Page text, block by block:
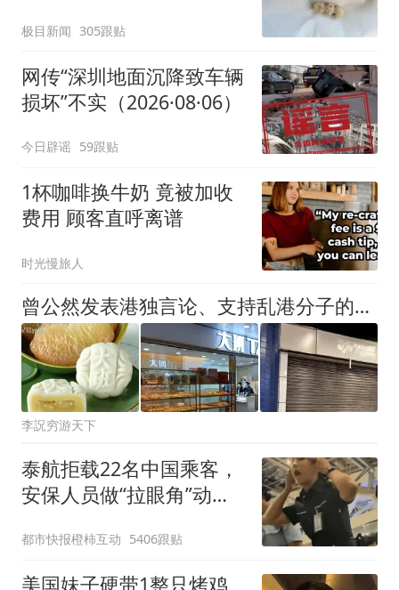
极目新闻 305跟贴
网传“深圳地面沉降致车辆
损坏”不实（2026·08·06）
今日辟谣 59跟贴
1杯咖啡换牛奶 竟被加收
费用 顾客直呼离谱
时光慢旅人
曾公然发表港独言论、支持乱港分子的这家知名企业，后来怎么样？
李詋穷游天下
泰航拒载22名中国乘客，
安保人员做“拉眼角”动
拒绝登机决定由航司作
出；亲历者：曾承诺免费
都市快报橙柿互动 5406跟贴
美国妹子硬带1整只烤鸡